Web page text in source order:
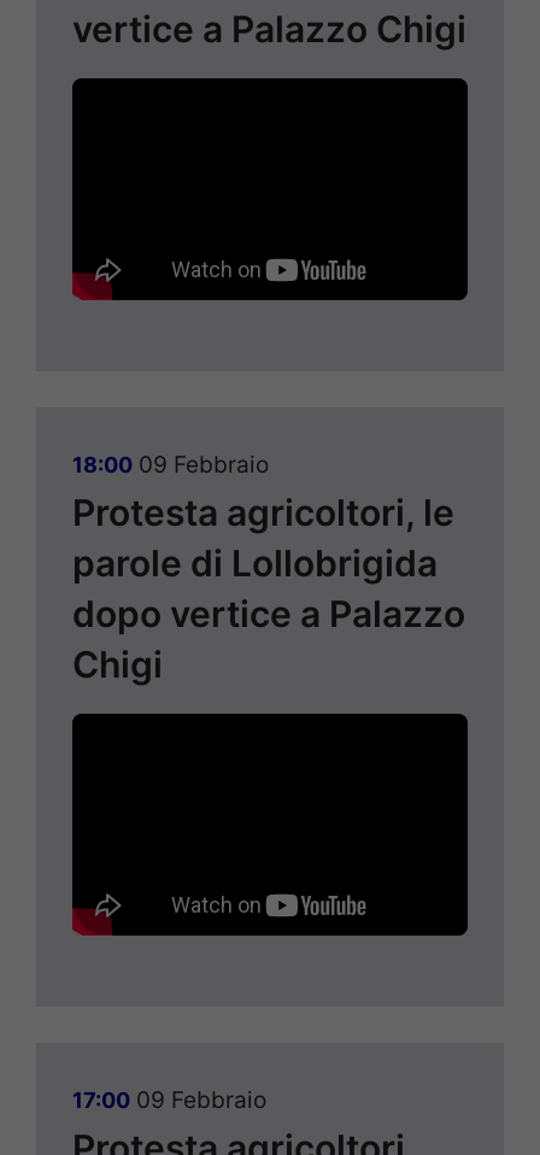
vertice a Palazzo Chigi
18:00 09 Febbraio
Protesta agricoltori, le
parole di Lollobrigida
dopo vertice a Palazzo
Chigi
17:00 09 Febbraio